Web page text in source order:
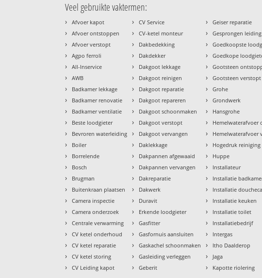
Veel gebruikte vaktermen:
› Afvoer kapot
› Afvoer ontstoppen
› Afvoer verstopt
› Agpo ferroli
› All-Inservice
› AWB
› Badkamer lekkage
› Badkamer renovatie
› Badkamer ventilatie
› Beste loodgieter
› Bevroren waterleiding
› Boiler
› Borrelende
› Bosch
› Brugman
› Buitenkraan plaatsen
› Camera inspectie
› Camera onderzoek
› Centrale verwarming
› CV ketel onderhoud
› CV ketel reparatie
› CV ketel storing
› CV Leiding kapot
› CV Service
› CV-ketel monteur
› Dakbedekking
› Dakdekker
› Dakgoot lekkage
› Dakgoot reinigen
› Dakgoot reparatie
› Dakgoot repareren
› Dakgoot schoonmaken
› Dakgoot verstopt
› Dakgoot vervangen
› Daklekkage
› Dakpannen afgewaaid
› Dakpannen vervangen
› Dakreparatie
› Dakwerk
› Duravit
› Erkende loodgieter
› Gasfitter
› Gasfornuis aansluiten
› Gaskachel schoonmaken
› Gasleiding verleggen
› Geberit
› Geiser reparatie
› Gesprongen leiding
› Goedkoopste
› Goedkope
› Gootsteen
› Gootsteen verstopt
› Grohe
› Grondwerk
› Hansgrohe
› Hemelwaterafvoer
› Hemelwaterafvoer
› Hogedruk reiniging
› Huppe
› Installateur
› Installatie
› Installatie
› Installatie keuken
› Installatie toilet
› Installatiebedrijf
› Intergas
› Itho Daalderop
› Jaga
› Kapotte riolering